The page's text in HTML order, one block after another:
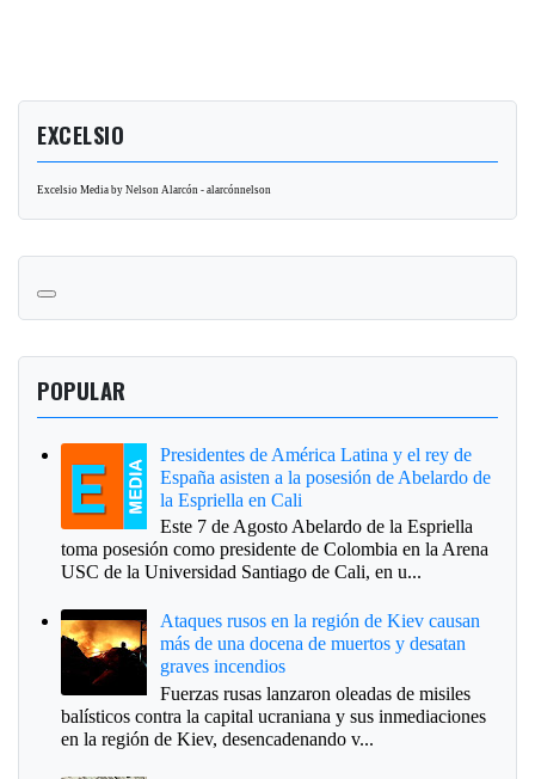
EXCELSIO
Excelsio Media by Nelson Alarcón - alarcónnelson
POPULAR
Presidentes de América Latina y el rey de
España asisten a la posesión de Abelardo de
la Espriella en Cali
Este 7 de Agosto Abelardo de la Espriella
toma posesión como presidente de Colombia en la Arena
USC de la Universidad Santiago de Cali, en u...
Ataques rusos en la región de Kiev causan
más de una docena de muertos y desatan
graves incendios
Fuerzas rusas lanzaron oleadas de misiles
balísticos contra la capital ucraniana y sus inmediaciones
en la región de Kiev, desencadenando v...